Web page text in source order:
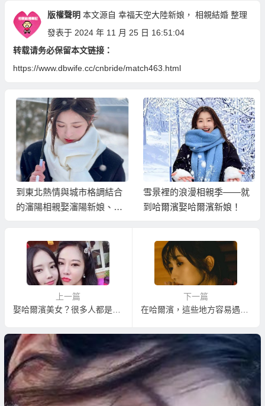
版權聲明 本文源自 幸福天空大陸新娘 ， 相親結婚整理
發表于 2024 年 11 月 25 日 16:51:04
转载请务必保留本文链接：
https://www.dbwife.cc/cnbride/match463.html
到東北熱情與城市格調結合
的瀋陽相親娶瀋陽新娘、東
雪景裡的浪漫相親季——就
到哈爾濱娶哈爾濱新娘！
上一篇
娶哈爾濱美女？很多人都是到外嫁風氣盛行的方正縣相親！
下一篇
在哈爾濱，這些地方容易遇到年輕哈爾濱美女！